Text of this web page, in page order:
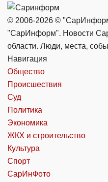
© 2006-2026 ©
"СарИнформ". Новости
области. Люди, места,
Навигация
Общество
Происшествия
Суд
Политика
Экономика
ЖКХ и строительство
Культура
Спорт
СарИнФото